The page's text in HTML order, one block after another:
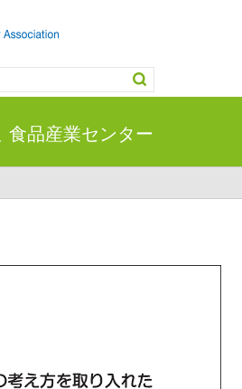
食品産業センター